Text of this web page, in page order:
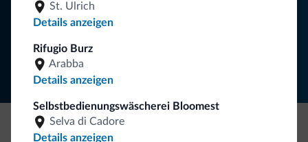
St. Ulrich
Details anzeigen
Rifugio Burz
Arabba
Details anzeigen
Selbstbedienungswäscherei Bloomest
Selva di Cadore
Details anzeigen
Folgen Sie Dolomiti.it auf